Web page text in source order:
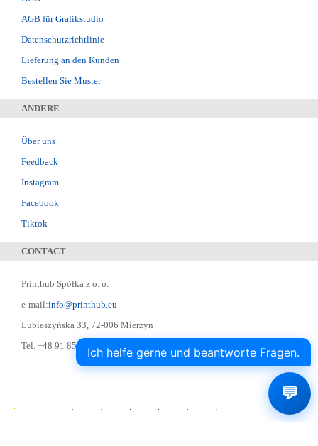
AGB für Grafikstudio
Datenschutzrichtlinie
Lieferung an den Kunden
Bestellen Sie Muster
ANDERE
Über uns
Feedback
Instagram
Facebook
Tiktok
CONTACT
Printhub Spółka z o. o.
e-mail:info@printhub.eu
Lubieszyńska 33, 72-006 Mierzyn
Tel. +48 91 852 22 22 ; Skype: designer75
Ich helfe gerne und beantworte Fragen.
💬